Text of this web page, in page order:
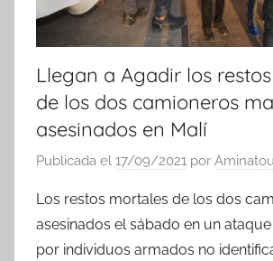
Llegan a Agadir los
de los dos camioneros
asesinados en Malí
Publicada el 17/09/2021 por
Los restos mortales de los dos
asesinados el sábado en un
por individuos armados no